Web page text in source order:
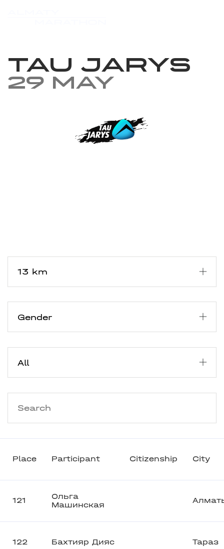
TAU JARYS
29 May
Place Participant Citizenship City
121
Ольга
Машинская
122 Бахтияр Дияс Тараз